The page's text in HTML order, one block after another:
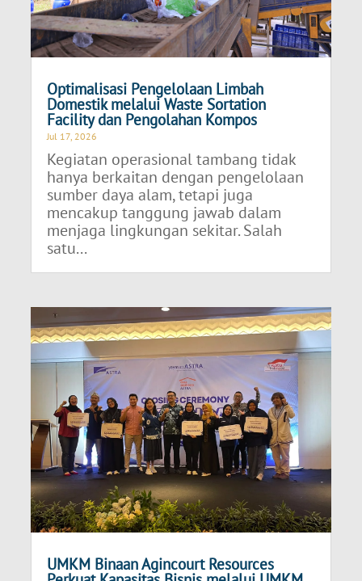
Optimalisasi Pengelolaan Limbah
Domestik melalui Waste Sortation
Facility dan Pengolahan Kompos
Jul 17, 2026
Kegiatan operasional tambang tidak
hanya berkaitan dengan pengelolaan
sumber daya alam, tetapi juga
mencakup tanggung jawab dalam
menjaga lingkungan sekitar. Salah
satu...
UMKM Binaan Agincourt Resources